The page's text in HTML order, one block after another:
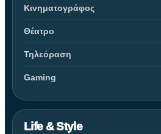
Κινηματογράφος
Θέατρο
Τηλεόραση
Gaming
Life & Style